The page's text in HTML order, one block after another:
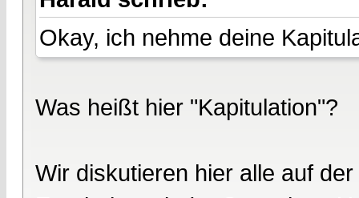
Okay, ich nehme deine
Was heißt hier "Kapitulation"?
Wir diskutieren hier alle auf